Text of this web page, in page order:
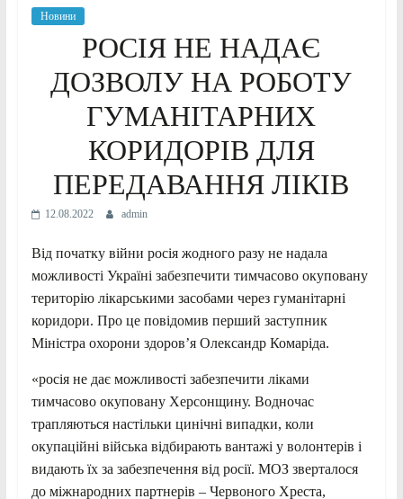
Новини
РОСІЯ НЕ НАДАЄ
ДОЗВОЛУ НА РОБОТУ
ГУМАНІТАРНИХ
КОРИДОРІВ ДЛЯ
ПЕРЕДАВАННЯ ЛІКІВ
12.08.2022 admin
Від початку війни росія жодного разу не надала
можливості Україні забезпечити тимчасово окуповану
територію лікарськими засобами через гуманітарні
коридори. Про це повідомив перший заступник
Міністра охорони здоров’я Олександр Комаріда.
«росія не дає можливості забезпечити ліками
тимчасово окуповану Херсонщину. Водночас
трапляються настільки цинічні випадки, коли
окупаційні війська відбирають вантажі у волонтерів і
видають їх за забезпечення від росії. МОЗ зверталося
до міжнародних партнерів – Червоного Хреста,